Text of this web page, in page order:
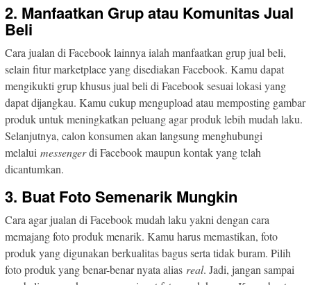
2. Manfaatkan Grup atau Komunitas Jual
Beli
Cara jualan di Facebook lainnya ialah manfaatkan grup jual beli,
selain fitur marketplace yang disediakan Facebook. Kamu dapat
mengikukti grup khusus jual beli di Facebook sesuai lokasi yang
dapat dijangkau. Kamu cukup mengupload atau memposting gambar
produk untuk meningkatkan peluang agar produk lebih mudah laku.
Selanjutnya, calon konsumen akan langsung menghubungi
melalui messengerdi Facebook maupun kontak yang telah
dicantumkan.
3. Buat Foto Semenarik Mungkin
Cara agar jualan di Facebook mudah laku yakni dengan cara
memajang foto produk menarik. Kamu harus memastikan, foto
produk yang digunakan berkualitas bagus serta tidak buram. Pilih
foto produk yang benar-benar nyata alias real. Jadi, jangan sampai